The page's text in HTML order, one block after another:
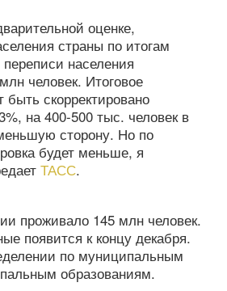
оценке,
страны по итогам
населения
человек. Итоговое
быть скорректировано
на 400-500 тыс. человек в
сторону. Но по
будет меньше, я
ТАСС.
проживало 145 млн человек.
появится к концу декабря.
по муниципальным
образованиям.